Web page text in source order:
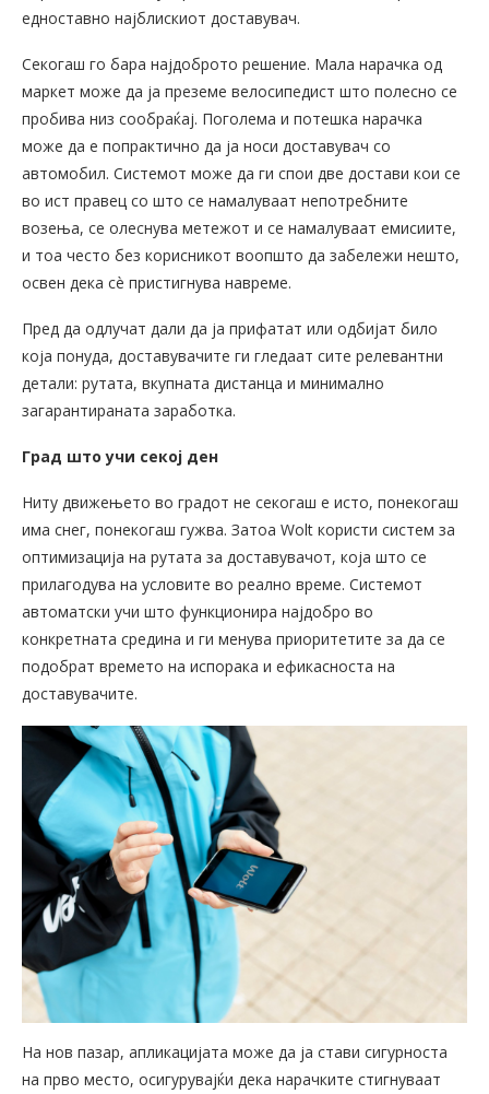
едноставно најблискиот доставувач.
Секогаш го бара најдоброто решение. Мала нарачка од
маркет може да ја преземе велосипедист што полесно се
пробива низ сообраќај. Поголема и потешка нарачка
може да е попрактично да ја носи доставувач со
автомобил. Системот може да ги спои две достави кои се
во ист правец со што се намалуваат непотребните
возења, се олеснува метежот и се намалуваат емисиите,
и тоа често без корисникот воопшто да забележи нешто,
освен дека сè пристигнува навреме.
Пред да одлучат дали да ја прифатат или одбијат било
која понуда, доставувачите ги гледаат сите релевантни
детали: рутата, вкупната дистанца и минимално
загарантираната заработка.
Град што учи секој ден
Ниту движењето во градот не секогаш е исто, понекогаш
има снег, понекогаш гужва. Затоа Wolt користи систем за
оптимизација на рутата за доставувачот, која што се
прилагодува на условите во реално време. Системот
автоматски учи што функционира најдобро во
конкретната средина и ги менува приоритетите за да се
подобрат времето на испорака и ефикасноста на
доставувачите.
На нов пазар, апликацијата може да ја стави сигурноста
на прво место, осигурувајќи дека нарачките стигнуваат